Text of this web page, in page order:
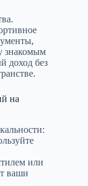
знакомым
доход без
на
или
ваши